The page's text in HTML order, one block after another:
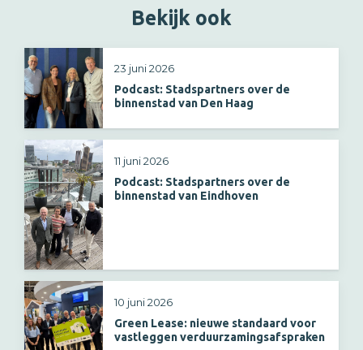
Bekijk ook
Podcast: Stadspartners over de
binnenstad van Den Haag
23 juni 2026
Podcast: Stadspartners over de
binnenstad van Eindhoven
11 juni 2026
Green Lease: nieuwe standaard voor
vastleggen verduurzamingsafspraken
10 juni 2026